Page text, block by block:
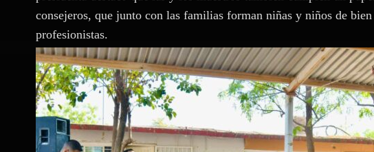
consejeros, que junto con las familias forman niñas y niños de
profesionistas.